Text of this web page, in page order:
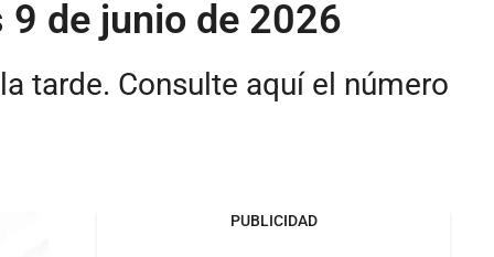
de junio de 2026
tarde. Consulte aquí el número
PUBLICIDAD